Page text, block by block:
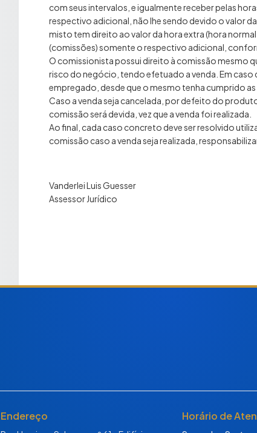
com seus intervalos, e igualmente receber pelas
respectivo adicional, não lhe sendo devido o valor
misto tem direito ao valor da hora extra (hora
(comissões) somente o respectivo adicional,
O comissionista possui direito à comissão mesmo
risco do negócio, tendo efetuado a venda. Em
empregado, desde que o mesmo tenha cumprido as
Caso a venda seja cancelada, por defeito do
comissão será devida, vez que a venda foi realizada.
Ao final, cada caso concreto deve ser resolvido
comissão caso a venda seja realizada,
Vanderlei Luis Guesser
Assessor Jurídico
Endereço Horário de